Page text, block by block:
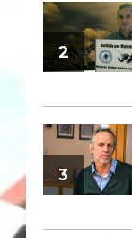
2
3